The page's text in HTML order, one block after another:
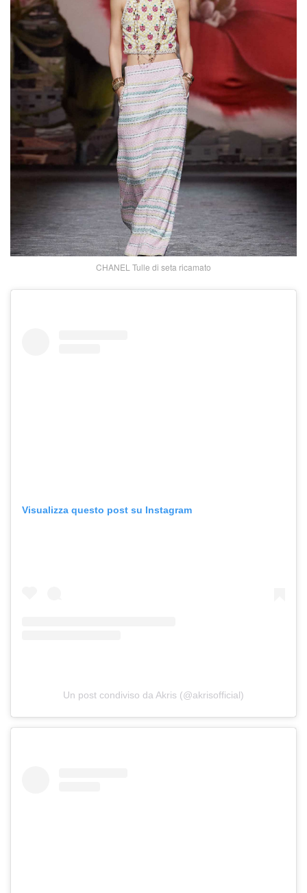
CHANEL Tulle di seta ricamato
Visualizza questo post su Instagram
Un post condiviso da Akris (@akrisofficial)